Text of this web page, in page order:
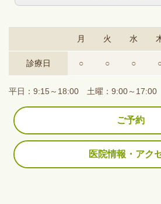
月 火 水
診療日 ○ ○ ○
平日：9:15～18:00 土曜：9:00～17:00
ご予約
医院情報・アク